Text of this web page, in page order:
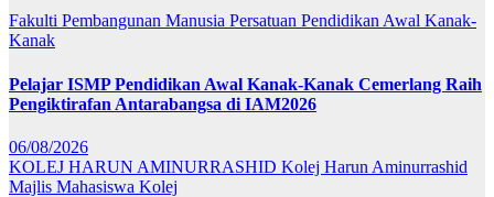
Fakulti Pembangunan Manusia Persatuan Pendidikan Awal Kanak-
Kanak
Pelajar ISMP Pendidikan Awal Kanak-Kanak Cemerlang Raih
Pengiktirafan Antarabangsa di IAM2026
06/08/2026
KOLEJ HARUN AMINURRASHID Kolej Harun Aminurrashid
Majlis Mahasiswa Kolej